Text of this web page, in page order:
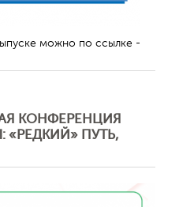
можно по ссылке -
КОНФЕРЕНЦИЯ
«РЕДКИЙ» ПУТЬ,